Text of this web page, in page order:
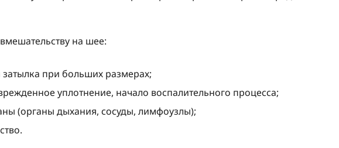
на шее:
при больших размерах;
уплотнение, начало воспалительного процесса;
(органы дыхания, сосуды, лимфоузлы);